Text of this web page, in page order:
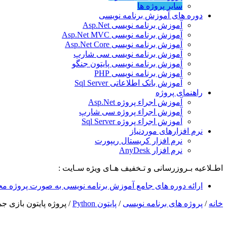
سایر پروژه ها
دوره های آموزش برنامه نویسی
آموزش برنامه نویسی Asp.Net
آموزش برنامه نویسی Asp.Net MVC
آموزش برنامه نویسی Asp.Net Core
آموزش برنامه نویسی سی شارپ
آموزش برنامه نویسی پایتون جنگو
آموزش برنامه نویسی PHP
آموزش بانک اطلاعاتی Sql Server
راهنمای پروژه
آموزش اجراء پروژه Asp.Net
آموزش اجراء پروژه سی شارپ
آموزش اجراء پروژه Sql Server
نرم افزارهای موردنیاز
نرم افزار کریستال ریپورت
نرم افزار AnyDesk
اطـلاعیه بـروزرسانی و تـخفیف هـای ویژه سـایت :
ارائه دوره های جامع آموزش برنامه نویسی به صورت پروژه
خانه / پروژه های برنامه نویسی / پایتون Python / پروژه پایتون بازی